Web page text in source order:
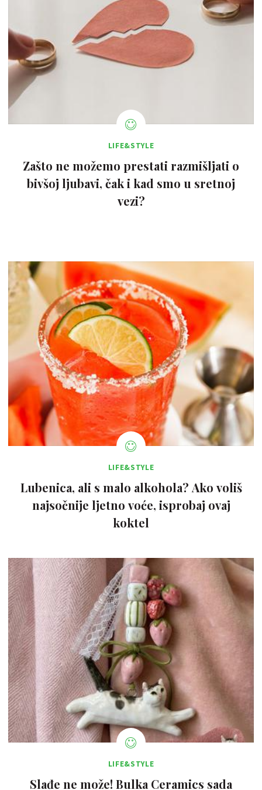
LIFE&STYLE
Zašto ne možemo prestati razmišljati o
bivšoj ljubavi, čak i kad smo u sretnoj
vezi?
LIFE&STYLE
Lubenica, ali s malo alkohola? Ako voliš
najsočnije ljetno voće, isprobaj ovaj
koktel
LIFE&STYLE
Slađe ne može! Bulka Ceramics sada